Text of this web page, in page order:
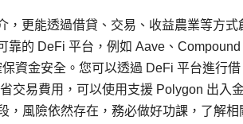
，更能透過借貸、交易、收益農業等方式
靠的 DeFi 平台，例如 Aave、Compound
資金安全。您可以透過 DeFi 平台進行借
交易費用，可以使用支援 Polygon 出入
，風險依然存在，務必做好功課，了解相